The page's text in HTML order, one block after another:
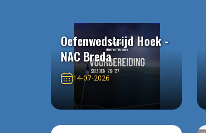
Oefenwedstrijd Hoek -
NAC Breda
14-07-2026